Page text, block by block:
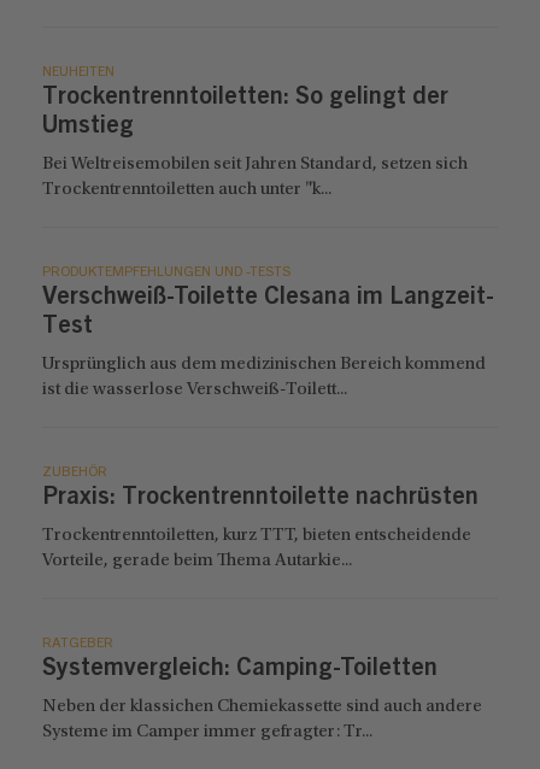
NEUHEITEN
Trockentrenntoiletten: So gelingt der
Umstieg
Bei Weltreisemobilen seit Jahren Standard, setzen sich
Trockentrenntoiletten auch unter "k...
PRODUKTEMPFEHLUNGEN UND -TESTS
Verschweiß-Toilette Clesana im Langzeit-
Test
Ursprünglich aus dem medizinischen Bereich kommend
ist die wasserlose Verschweiß-Toilett...
ZUBEHÖR
Praxis: Trockentrenntoilette nachrüsten
Trockentrenntoiletten, kurz TTT, bieten entscheidende
Vorteile, gerade beim Thema Autarkie...
RATGEBER
Systemvergleich: Camping-Toiletten
Neben der klassichen Chemiekassette sind auch andere
Systeme im Camper immer gefragter: Tr...